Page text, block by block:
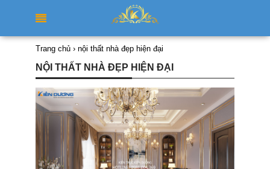
Trang chủ › nội thất nhà đẹp hiện đại
NỘI THẤT NHÀ ĐẸP HIỆN ĐẠI